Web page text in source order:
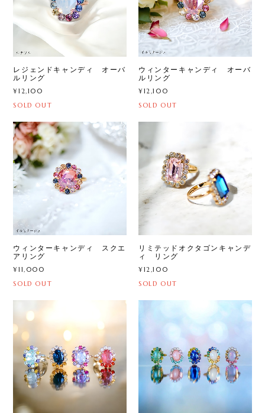
レジェンドキャンディ オーバ
ルリング
¥12,100
SOLD OUT
ウィンターキャンディ オーバ
ルリング
¥12,100
SOLD OUT
ウィンターキャンディ スクエ
アリング
¥11,000
SOLD OUT
リミテッドオクタゴンキャンデ
ィ リング
¥12,100
SOLD OUT